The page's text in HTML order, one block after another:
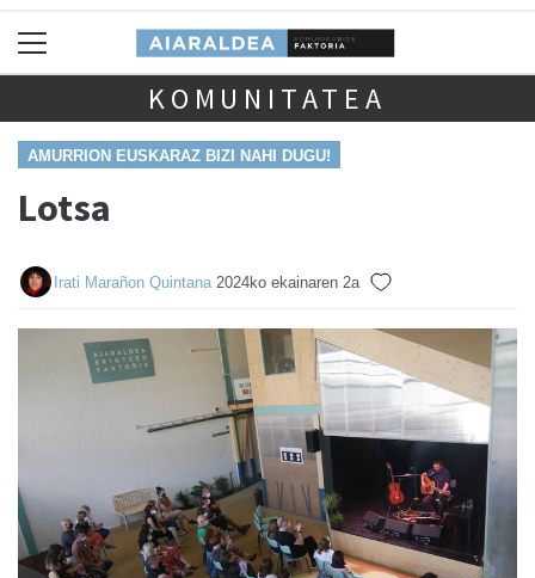
KOMUNITATEA
AMURRION EUSKARAZ BIZI NAHI DUGU!
Lotsa
Irati Marañon Quintana 2024ko ekainaren 2a